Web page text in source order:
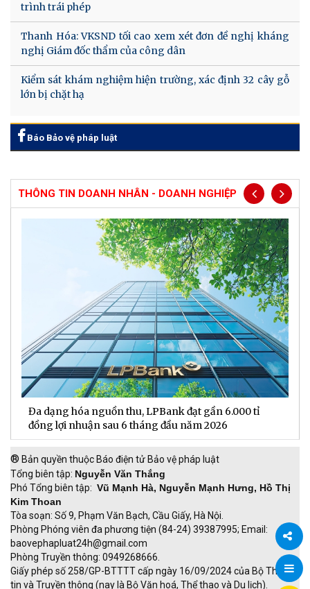
Chia
trình trái phép
Thanh Hóa: VKSND tối cao xem xét đơn đề nghị kháng
nghị Giám đốc thẩm của công dân
Kiểm sát khám nghiệm hiện trường, xác định 32 cây gỗ
lớn bị chặt hạ
Báo Bảo vệ pháp luật
THÔNG TIN DOANH NHÂN - DOANH NGHIỆP
Hơn 4 triệu mã dự thưởng “Xé ngay trúng liền” chờ
được xướng tên trong đợt quay số ngày 20/7/2026
® Bản quyền thuộc Báo điện tử Bảo vệ pháp luật
Tổng biên tập: Nguyễn Văn Thắng
Phó Tổng biên tập: Vũ Mạnh Hà, Nguyễn Mạnh Hưng, Hồ Thị
Kim Thoan
Tòa soạn: Số 9, Phạm Văn Bạch, Cầu Giấy, Hà Nội.
Phòng Phóng viên đa phương tiện (84-24) 39387995; Email:
baovephapluat24h@gmail.com
Phòng Truyền thông: 0949268666.
Giấy phép số 258/GP-BTTTT cấp ngày 16/09/2024 của Bộ Thông
tin và Truyền thông (nay là Bộ Văn hoá, Thể thao và Du lịch).